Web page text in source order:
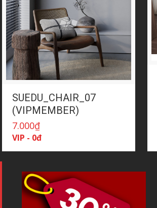
SUEDU_CHAIR_07
(VIPMEMBER)
7.000₫
VIP - 0đ